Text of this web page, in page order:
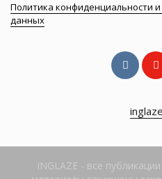
Политика конфиденциальности
данных
INGLAZE - все